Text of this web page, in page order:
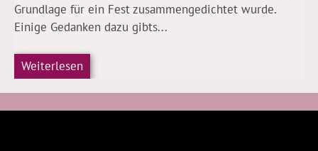
Grundlage für ein Fest zusammengedichtet wurde.
Einige Gedanken dazu gibts...
Weiterlesen